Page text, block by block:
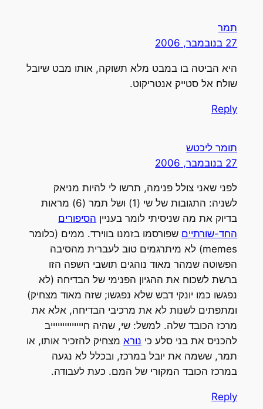
תמר
27 בנובמבר, 2006
היא הביטה בו במבט מלא תשוקה, אותו מבט שיובל
שולח אל סטייק אנטריקוט.
Reply
תומר ליכטש
27 בנובמבר, 2006
לפני שאני צולל פנימה, תרשו לי להיות מניאק
לשניה: התגובות של שי (1) ושל תמר (6) מראות
בדיוק את מה שניסיתי לומר בעניין הסיפורים
החד-שורתיים שפורסמו בזמנו בווירד. ממים (כלומר
memes) לא מיתרגמים טוב לעברית מהסיבה
הפשוטה שמהר מאוד נוהגים תושבי השפה הזו
ברשת לשכוח את ההגיון הפנימי של הבדיחה (לא
נפגשו כמו יונקי דבש שלא נפגשו; שזה מאוד מצחיק)
ומתפתים לשנות לא את מרכיבי הבדיחה, אלא את
מרכז הכובד שלה. למשל: שי, שהיה חייייייייייייייב
להכניס את בני סלע כי נוראמצחיק להזכיר אותו, או
תמר, ששמה את יובל במרכז, ובכלל לא נגעה
במרכז הכובד המקורי של המם. כעת לעבודה.
Reply